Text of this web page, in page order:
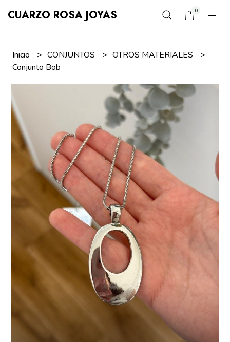
CUARZO ROSA JOYAS 0
Inicio CONJUNTOS
OTROS MATERIALES
Conjunto Bob